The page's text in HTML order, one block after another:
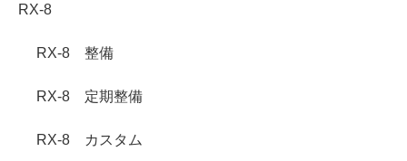
RX-8
RX-8 整備
RX-8 定期整備
RX-8 カスタム